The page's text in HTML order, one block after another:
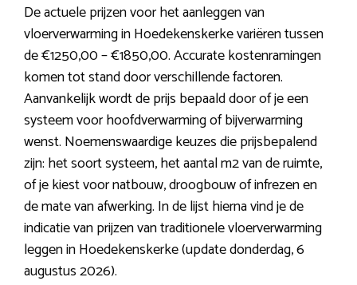
De actuele prijzen voor het aanleggen van
vloerverwarming in Hoedekenskerke variëren tussen
de €1250,00 – €1850,00. Accurate kostenramingen
komen tot stand door verschillende factoren.
Aanvankelijk wordt de prijs bepaald door of je een
systeem voor hoofdverwarming of bijverwarming
wenst. Noemenswaardige keuzes die prijsbepalend
zijn: het soort systeem, het aantal m2 van de ruimte,
of je kiest voor natbouw, droogbouw of infrezen en
de mate van afwerking. In de lijst hierna vind je de
indicatie van prijzen van traditionele vloerverwarming
leggen in Hoedekenskerke (update donderdag, 6
augustus 2026).